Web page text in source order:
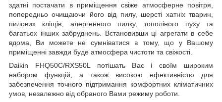
здатні постачати в приміщення свіже атмосферне повітря,
попередньо очищаючи його від пилу, шерсті хатніх тварин,
пилових кліщів, алергенного пилку, тополіного пуху та
багатьох інших забруднень. Встановивши ці агрегати в себе
вдома, Ви можете не сумніватися в тому, що у Вашому
приміщенні завжди буде атмосфера чистоти та свіжості.
Daikin FHQ50C/RXS50L потішать Вас і своїм широким
набором функцій, а також високою ефективністю для
забезпечення точного підтримання комфортних кліматичних
умов, незалежно від обраного Вами режиму роботи.